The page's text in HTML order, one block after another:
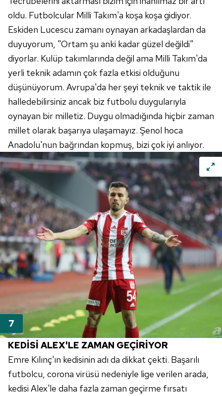
oldu. Futbolcular Milli Takım'a koşa koşa gidiyor.
Eskiden Lucescu zamanı oynayan arkadaşlardan da
duyuyorum, "Ortam şu anki kadar güzel değildi"
diyorlar. Kulüp takımlarında değil ama Milli Takım'da
yerli teknik adamın çok fazla etkisi olduğunu
düşünüyorum. Avrupa'da her şeyi teknik ve taktik ile
halledebilirsiniz ancak biz futbolu duygularıyla
oynayan bir milletiz. Duygu olmadığında hiçbir zaman
millet olarak başarıya ulaşamayız. Şenol hoca
Anadolu'nun bağrından kopmuş, bizi çok iyi anlıyor.
KEDİSİ ALEX'LE ZAMAN GEÇİRİYOR
Emre Kılınç'ın kedisinin adı da dikkat çekti. Başarılı
futbolcu, corona virüsü nedeniyle lige verilen arada,
kedisi Alex'le daha fazla zaman geçirme fırsatı